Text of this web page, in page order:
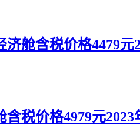
舱含税价格4479元
税价格4979元2023